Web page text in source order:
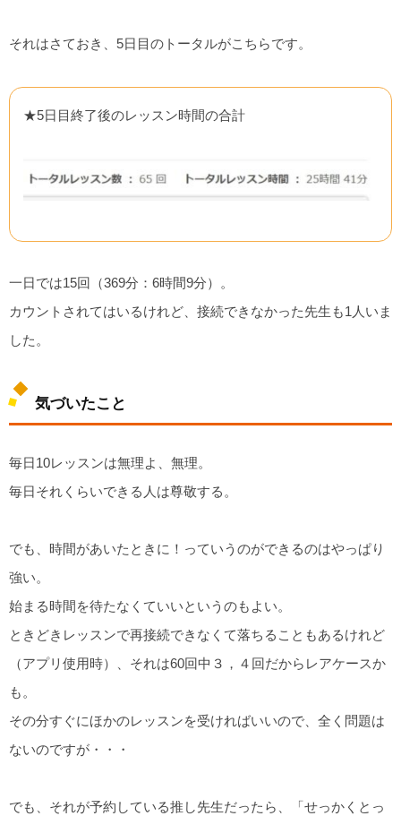
それはさておき、5日目のトータルがこちらです。
★5日目終了後のレッスン時間の合計
一日では15回（369分：6時間9分）。
カウントされてはいるけれど、接続できなかった先生も1人いま
した。
気づいたこと
毎日10レッスンは無理よ、無理。
毎日それくらいできる人は尊敬する。
でも、時間があいたときに！っていうのができるのはやっぱり
強い。
始まる時間を待たなくていいというのもよい。
ときどきレッスンで再接続できなくて落ちることもあるけれど
（アプリ使用時）、それは60回中３，４回だからレアケースか
も。
その分すぐにほかのレッスンを受ければいいので、全く問題は
ないのですが・・・
でも、それが予約している推し先生だったら、「せっかくとっ